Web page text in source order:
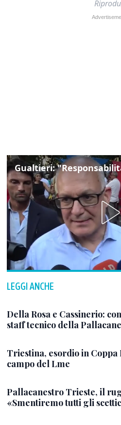
LEGGI ANCHE
Della Rosa e Cassinerio:
staff tecnico della
Triestina, esordio in
campo del Lme
Pallacanestro Trieste, il
«Smentiremo tutti gli